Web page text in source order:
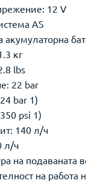
12 V
AS
кг
lbs
22 bar
bar 1)
psi 1)
140 л/ч
л/ч
на подаваната
на работа